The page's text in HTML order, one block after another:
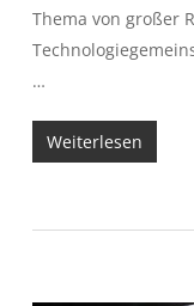
Thema von großer
…
Weiterlesen